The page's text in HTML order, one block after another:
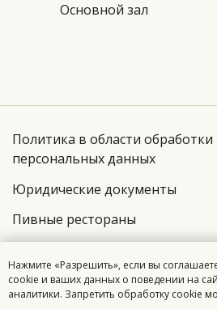
Нажмите «Разрешить», если вы
cookie и ваших данных о поведении на
аналитики. Запретить обработку cookie
Основной зал
Проспект Мира, 26,
ул. Шаболовка, 19
ул. Красная Пресня,
Политика в области обработки
персональных данных
Юридические документы
Разработка сайта
Пивные рестораны